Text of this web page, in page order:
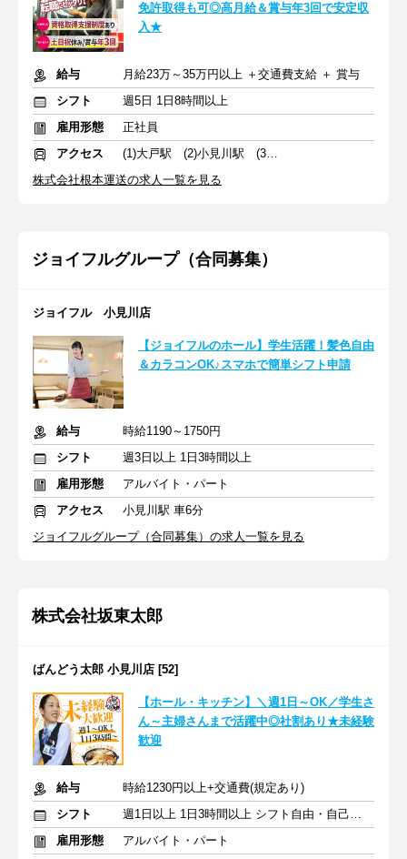
免許取得も可◎高月給＆賞与年3回で安定収
入★
給与
月給23万～35万円以上 ＋交通費支給 ＋ 賞与
シフト
週5日 1日8時間以上
雇用形態
正社員
アクセス
(1)大戸駅 (2)小見川駅 (3)空港第２ビル駅
株式会社根本運送の求人一覧を見る
ジョイフルグループ（合同募集）
ジョイフル 小見川店
【ジョイフルのホール】学生活躍！髪色自由
＆カラコンOK♪スマホで簡単シフト申請
給与
時給1190～1750円
シフト
週3日以上 1日3時間以上
雇用形態
アルバイト・パート
アクセス
小見川駅 車6分
ジョイフルグループ（合同募集）の求人一覧を見る
株式会社坂東太郎
ばんどう太郎 小見川店 [52]
【ホール・キッチン】＼週1日～OK／学生さ
ん～主婦さんまで活躍中◎社割あり★未経験
歓迎
給与
時給1230円以上+交通費(規定あり)
シフト
週1日以上 1日3時間以上 シフト自由・自己申告
雇用形態
アルバイト・パート